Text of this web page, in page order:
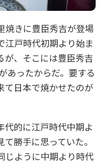
焼きに豊臣秀吉が登場
江戸時代初期より始ま
が、そこには豊臣秀吉
あったからだ。要する
て日本で焼かせたのが
代的に江戸時代中期よ
勝手に思っていた。
じように中期より時代